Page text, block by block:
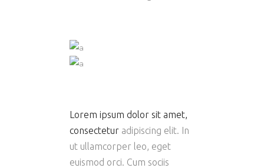
Lorem ipsum dolor sit amet,
consectetur adipiscing elit. In
ut ullamcorper leo, eget
euismod orci. Cum sociis